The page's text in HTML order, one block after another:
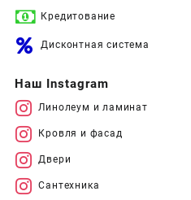
Кредитование
Дисконтная система
Наш Instagram
Линолеум и ламинат
Кровля и фасад
Двери
Сантехника